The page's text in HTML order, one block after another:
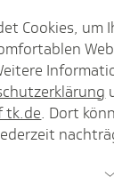
Anhalt
Pflegepolitik
Cookies, um
tk.de. Dort